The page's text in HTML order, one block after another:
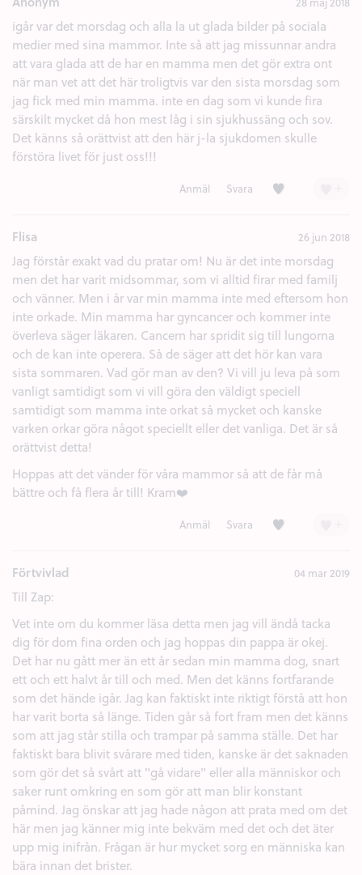
igår var det morsdag och alla la ut glada bilder på sociala
medier med sina mammor. Inte så att jag missunnar andra
att vara glada att de har en mamma men det gör extra ont
när man vet att det här troligtvis var den sista morsdag som
jag fick med min mamma. inte en dag som vi kunde fira
särskilt mycket då hon mest låg i sin sjukhussäng och sov.
Det känns så orättvist att den här j-la sjukdomen skulle
förstöra livet för just oss!!!
Anmäl Svara Kärlek (2)
Flisa 26 jun 2018
Jag förstår exakt vad du pratar om! Nu är det inte morsdag
men det har varit midsommar, som vi alltid firar med familj
och vänner. Men i år var min mamma inte med eftersom hon
inte orkade. Min mamma har gyncancer och kommer inte
överleva säger läkaren. Cancern har spridit sig till lungorna
och de kan inte operera. Så de säger att det hör kan vara
sista sommaren. Vad gör man av den? Vi vill ju leva på som
vanligt samtidigt som vi vill göra den väldigt speciell
samtidigt som mamma inte orkat så mycket och kanske
varken orkar göra något speciellt eller det vanliga. Det är så
orättvist detta!
Hoppas att det vänder för våra mammor så att de får må
bättre och få flera år till! Kram❤️
Anmäl Svara Kärlek (1)
Förtvivlad 04 mar 2019
Till Zap:
Vet inte om du kommer läsa detta men jag vill ändå tacka
dig för dom fina orden och jag hoppas din pappa är okej.
Det har nu gått mer än ett år sedan min mamma dog, snart
ett och ett halvt år till och med. Men det känns fortfarande
som det hände igår. Jag kan faktiskt inte riktigt förstå att hon
har varit borta så länge. Tiden går så fort fram men det känns
som att jag står stilla och trampar på samma ställe. Det har
faktiskt bara blivit svårare med tiden, kanske är det saknaden
som gör det så svårt att "gå vidare" eller alla människor och
saker runt omkring en som gör att man blir konstant
påmind. Jag önskar att jag hade någon att prata med om det
här men jag känner mig inte bekväm med det och det äter
upp mig inifrån. Frågan är hur mycket sorg en människa kan
bära innan det brister.